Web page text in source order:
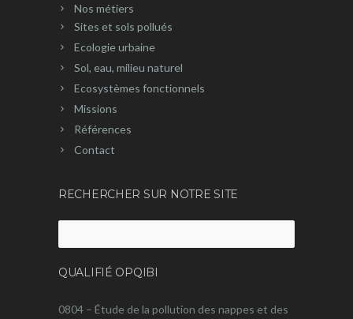
Nos métiers
Sites et sols pollués
Ecologie urbaine
Sol, eau, milieu naturel
Ecosystèmes fonctionnels
Missions
Références
Contact
RECHERCHER SUR NOTRE SITE
QUALIFIÉ OPQIBI
0804 – Étude de la pollution des nappes et des